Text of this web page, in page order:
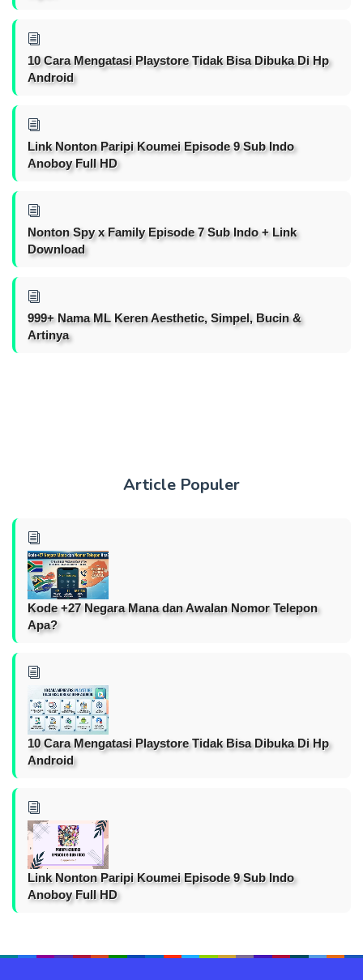
10 Cara Mengatasi Playstore Tidak Bisa Dibuka Di Hp
Android
Link Nonton Paripi Koumei Episode 9 Sub Indo
Anoboy Full HD
Nonton Spy x Family Episode 7 Sub Indo + Link
Download
999+ Nama ML Keren Aesthetic, Simpel, Bucin &
Artinya
Article Populer
Kode +27 Negara Mana dan Awalan Nomor Telepon
Apa?
10 Cara Mengatasi Playstore Tidak Bisa Dibuka Di Hp
Android
Link Nonton Paripi Koumei Episode 9 Sub Indo
Anoboy Full HD